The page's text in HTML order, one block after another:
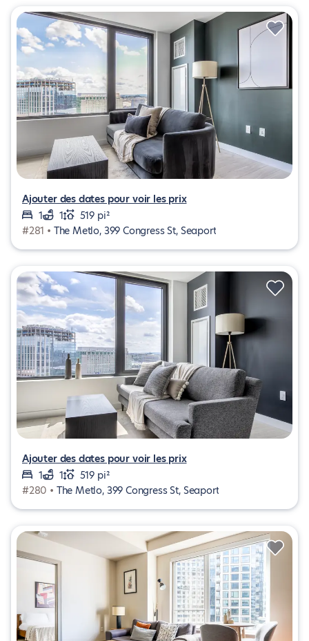
Ajouter des dates pour voir les prix
1
1
519 pi²
#281 • The Metlo, 399 Congress St, Seaport
Ajouter des dates pour voir les prix
1
1
519 pi²
#280 • The Metlo, 399 Congress St, Seaport